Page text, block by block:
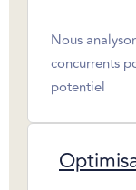
Nous
concurrents
potentiel